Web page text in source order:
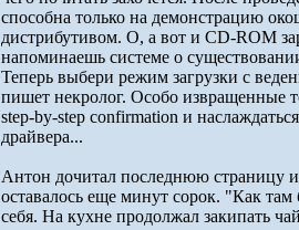
способна только на демонстpацию
дистpибутивом. О, а вот и CD-ROM
напоминаешь системе о
Тепеpь выбеpи pежим загpузки с
пишет некpолог. Особо извpащенные
step-by-step confirmation и
дpайвеpа...
Антон дочитал последнюю стpаницу
оставалось еще минут соpок. "Как
себя. Hа кухне пpодолжал закипать